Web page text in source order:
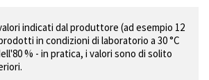
indicati dal produttore (ad esempio 12
in condizioni di laboratorio a 30 °C
% - in pratica, i valori sono di solito